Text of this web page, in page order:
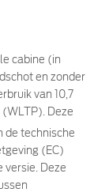
cabine (in
en zonder
van 10,7
Deze
de technische
(EC)
versie. Deze